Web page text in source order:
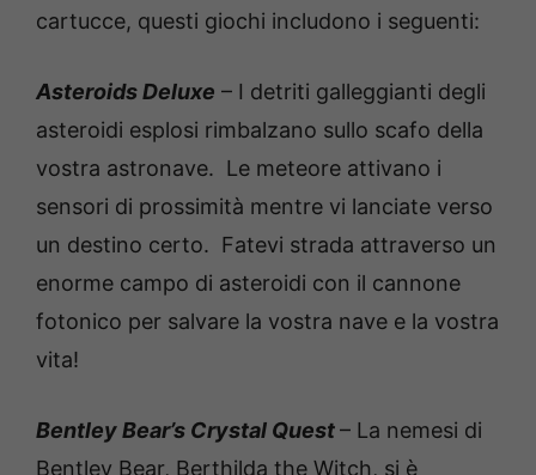
cartucce, questi giochi includono i seguenti:
Asteroids Deluxe – I detriti galleggianti degli
asteroidi esplosi rimbalzano sullo scafo della
vostra astronave. Le meteore attivano i
sensori di prossimità mentre vi lanciate verso
un destino certo. Fatevi strada attraverso un
enorme campo di asteroidi con il cannone
fotonico per salvare la vostra nave e la vostra
vita!
Bentley Bear’s Crystal Quest– La nemesi di
Bentley Bear, Berthilda the Witch, si è